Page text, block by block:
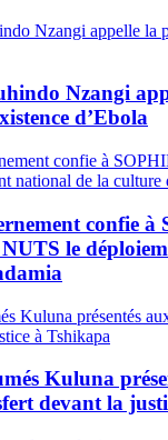
Nzangi
d’Ebola
confie à
le
Kuluna
devant la